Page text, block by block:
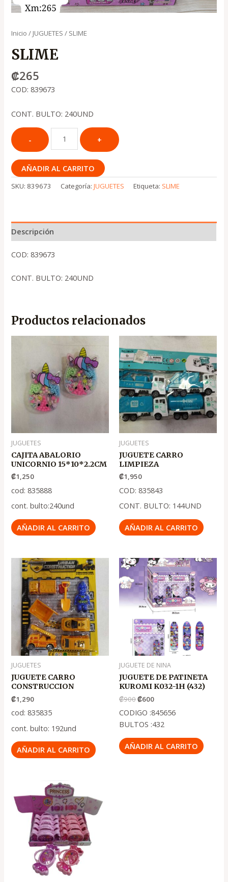
Inicio / JUGUETES / SLIME
SLIME
₡265
COD: 839673
CONT. BULTO: 240UND
AÑADIR AL CARRITO
SKU: 839673 Categoría:JUGUETES Etiqueta: SLIME
Descripción
COD: 839673
CONT. BULTO: 240UND
Productos relacionados
JUGUETES
CAJITA ABALORIO
UNICORNIO 15*10*2.2CM
₡1,250
cod: 835888
cont. bulto:240und
AÑADIR AL CARRITO
JUGUETES
JUGUETE CARRO
LIMPIEZA
₡1,950
COD: 835843
CONT. BULTO: 144UND
AÑADIR AL CARRITO
JUGUETES
JUGUETE CARRO
CONSTRUCCION
₡1,290
cod: 835835
cont. bulto: 192und
AÑADIR AL CARRITO
JUGUETE DE NINA
JUGUETE DE PATINETA
KUROMI K032-1H (432)
₡900
El
precio
original
era:
.
₡900
₡600
El
precio
actual
es:
.
₡600
CODIGO :845656
BULTOS :432
AÑADIR AL CARRITO